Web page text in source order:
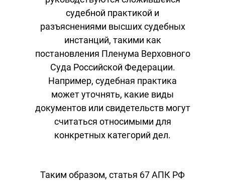
судебной практикой и
разъяснениями высших судебных
инстанций, такими как
постановления Пленума Верховного
Суда Российской Федерации.
Например, судебная практика
может уточнять, какие виды
документов или свидетельств могут
считаться относимыми для
конкретных категорий дел.
Таким образом, статья 67 АПК РФ